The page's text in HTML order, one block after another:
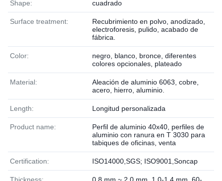
Shape: cuadrado
Surface treatment:
Recubrimiento en polvo, anodizado,
electroforesis, pulido, acabado de
fábrica.
Color:
negro, blanco, bronce, diferentes
colores opcionales, plateado
Material:
Aleación de aluminio 6063, cobre,
acero, hierro, aluminio.
Length: Longitud personalizada
Product name:
Perfil de aluminio 40x40, perfiles de
aluminio con ranura en T 3030 para
tabiques de oficinas, venta
Certification: ISO14000,SGS; ISO9001,Soncap